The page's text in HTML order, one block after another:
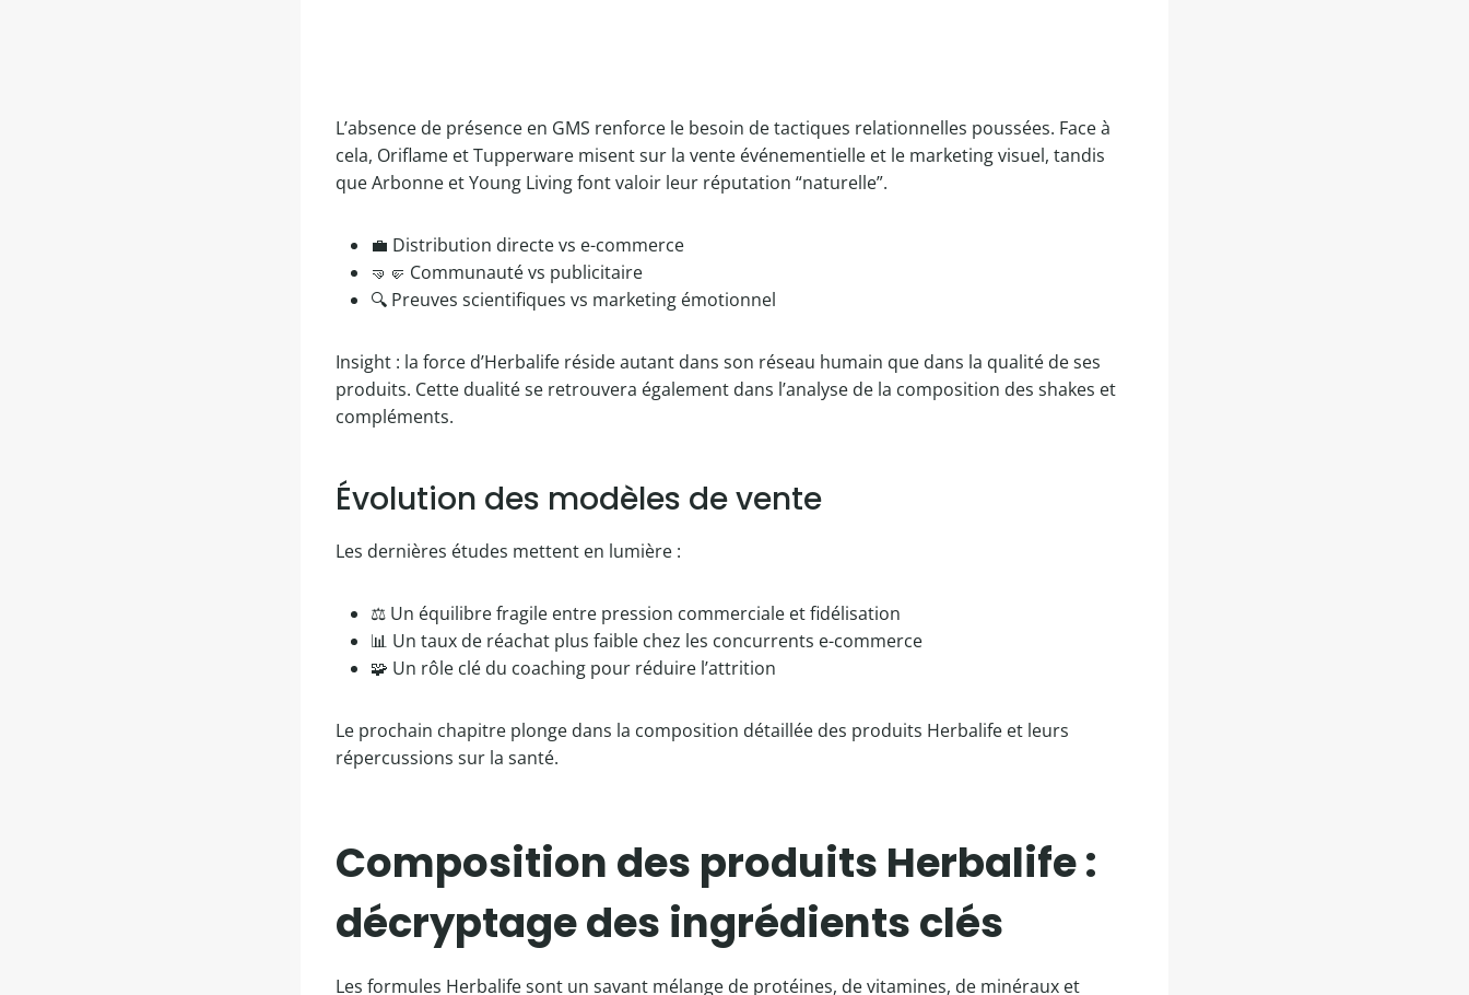
L’absence de présence en GMS renforce le besoin de tactiques relationnelles poussées. Face à
cela, Oriflame et Tupperware misent sur la vente événementielle et le marketing visuel, tandis
que Arbonne et Young Living font valoir leur réputation “naturelle”.
💼 Distribution directe vs e-commerce
🤜🤛 Communauté vs publicitaire
🔍 Preuves scientifiques vs marketing émotionnel
Insight : la force d’Herbalife réside autant dans son réseau humain que dans la qualité de ses
produits. Cette dualité se retrouvera également dans l’analyse de la composition des shakes et
compléments.
Évolution des modèles de vente
Les dernières études mettent en lumière :
⚖️ Un équilibre fragile entre pression commerciale et fidélisation
📊 Un taux de réachat plus faible chez les concurrents e-commerce
🧩 Un rôle clé du coaching pour réduire l’attrition
Le prochain chapitre plonge dans la composition détaillée des produits Herbalife et leurs
répercussions sur la santé.
Composition des produits Herbalife :
décryptage des ingrédients clés
Les formules Herbalife sont un savant mélange de protéines, de vitamines, de minéraux et